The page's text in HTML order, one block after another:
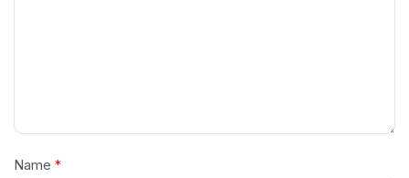
Name *